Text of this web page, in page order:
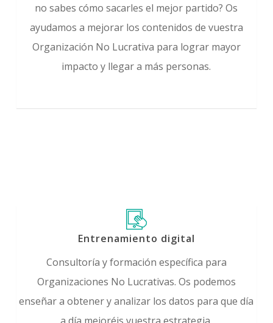
no sabes cómo sacarles el mejor partido? Os
ayudamos a mejorar los contenidos de vuestra
Organización No Lucrativa para lograr mayor
impacto y llegar a más personas.
Entrenamiento digital
Consultoría y formación específica para
Organizaciones No Lucrativas. Os podemos
enseñar a obtener y analizar los datos para que día